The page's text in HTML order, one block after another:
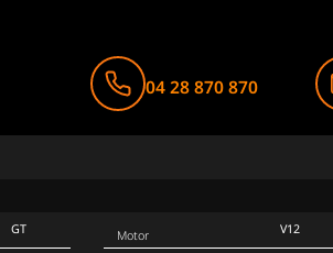
04 28 870 870
GT
Motor
V12